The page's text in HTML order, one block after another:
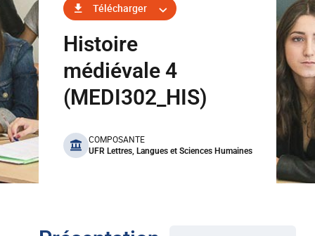
Télécharger
Histoire
médiévale 4
(MEDI302_HIS)
benefits
COMPOSANTE
UFR Lettres, Langues et Sciences Humaines